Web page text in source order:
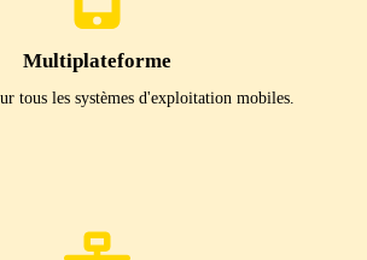
Multiplateforme
tous les systèmes d'exploitation mobiles.